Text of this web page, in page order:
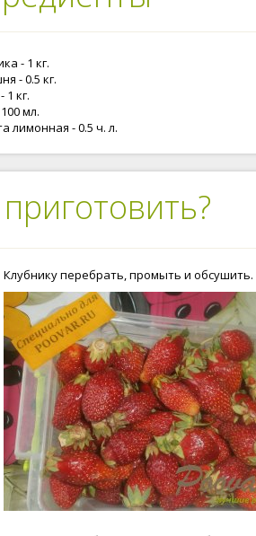
- 1 кг.
- 0.5 кг.
1 кг.
мл.
лимонная - 0.5 ч. л.
Клубнику перебрать, промыть и обсушить.